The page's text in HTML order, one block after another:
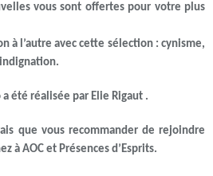
vous sont offertes pour votre plus
à l’autre avec cette sélection : cynisme,
été réalisée par Elie Rigaut .
que vous recommander de rejoindre
à AOC et Présences d’Esprits.